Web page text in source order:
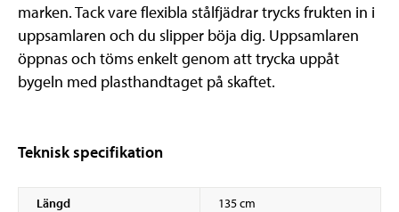
marken. Tack vare flexibla stålfjädrar trycks frukten in i
uppsamlaren och du slipper böja dig. Uppsamlaren
öppnas och töms enkelt genom att trycka uppåt
bygeln med plasthandtaget på skaftet.
Teknisk specifikation
Längd
135 cm